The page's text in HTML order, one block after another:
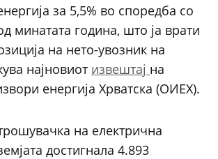
за 5,5% во споредба со
минатата година, што ја врати
на нето-увозник на
најновиот извештај на
енергија Хрватска (ОИЕХ).
на електрична
достигнала 4.893